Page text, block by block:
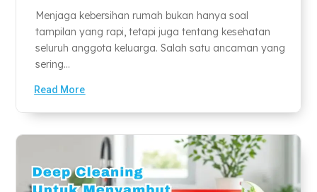
Menjaga kebersihan rumah bukan hanya soal
tampilan yang rapi, tetapi juga tentang kesehatan
seluruh anggota keluarga. Salah satu ancaman yang
sering...
Read More